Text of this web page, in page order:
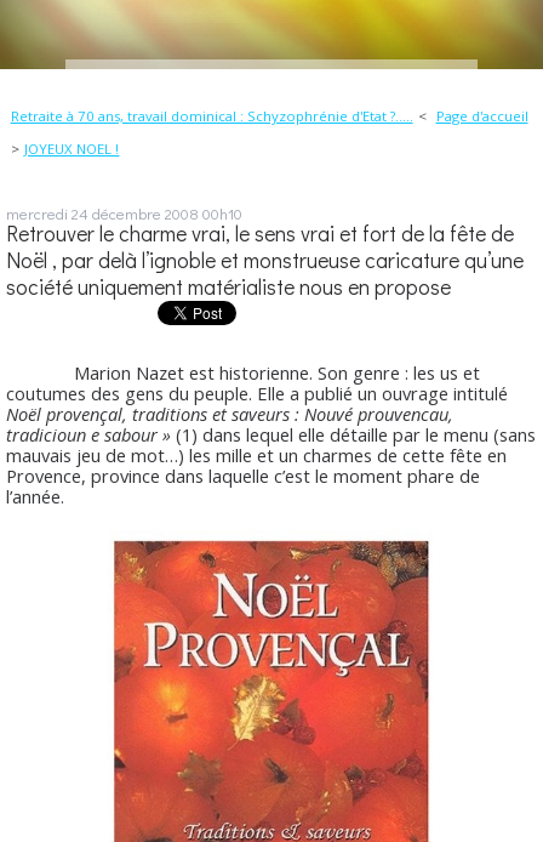
Retraite à 70 ans, travail dominical : Schyzophrénie d'Etat ?.....
Page d'accueil
JOYEUX NOEL !
mercredi 24 décembre 2008 00h10
Retrouver le charme vrai, le sens vrai et fort de la fête de
Noël , par delà l’ignoble et monstrueuse caricature qu’une
société uniquement matérialiste nous en propose
Marion Nazet est historienne. Son genre : les us et
coutumes des gens du peuple. Elle a publié un ouvrage intitulé
Noël provençal, traditions et saveurs : Nouvé prouvencau,
tradicioun e sabour » (1) dans lequel elle détaille par le menu (sans
mauvais jeu de mot…) les mille et un charmes de cette fête en
Provence, province dans laquelle c’est le moment phare de
l’année.